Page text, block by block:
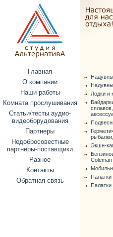
Главная
О компании
Наши работы
Комната прослушивания
Статьи/тесты аудио-
видеоборудования
Партнеры
Недобросовестные
партнёры-поставщики
Разное
Контакты
Обратная связь
Лодки и
Экшн-
Coleman
Палатки
Палатки